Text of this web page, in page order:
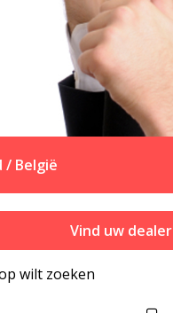
/ België
Vind uw dealer
wilt zoeken